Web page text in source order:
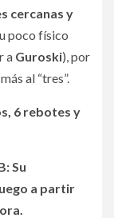
cercanas y
poco físico
a Guroski), por
al “tres”.
6 rebotes y
Su
a partir